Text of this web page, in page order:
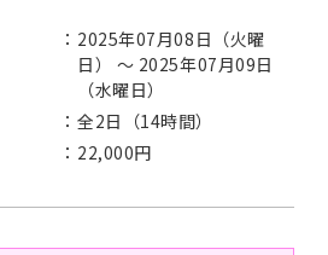
2025年07月08日（火曜
日） ～ 2025年07月09日
（水曜日）
全2日（14時間）
22,000円